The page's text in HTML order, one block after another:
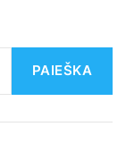
PAIEŠKA